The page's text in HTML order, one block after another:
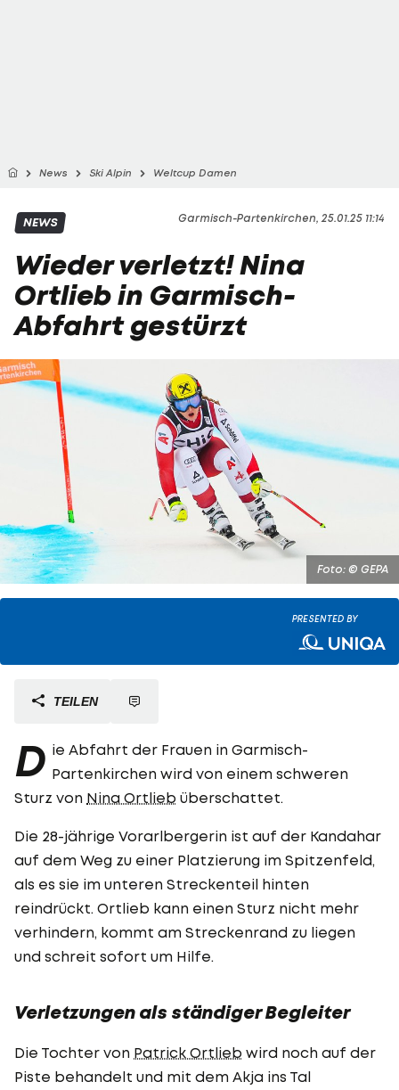
News Ski Alpin Weltcup Damen
Garmisch-Partenkirchen, 25.01.25 11:14
NEWS
Wieder verletzt! Nina
Ortlieb in Garmisch-
Abfahrt gestürzt
Foto: © GEPA
PRESENTED BY
TEILEN
D ie Abfahrt der Frauen in Garmisch-
Partenkirchen wird von einem schweren
Sturz von Nina Ortlieb überschattet.
Die 28-jährige Vorarlbergerin ist auf der Kandahar
auf dem Weg zu einer Platzierung im Spitzenfeld,
als es sie im unteren Streckenteil hinten
reindrückt. Ortlieb kann einen Sturz nicht mehr
verhindern, kommt am Streckenrand zu liegen
und schreit sofort um Hilfe.
Verletzungen als ständiger Begleiter
Die Tochter von Patrick Ortlieb wird noch auf der
Piste behandelt und mit dem Akja ins Tal